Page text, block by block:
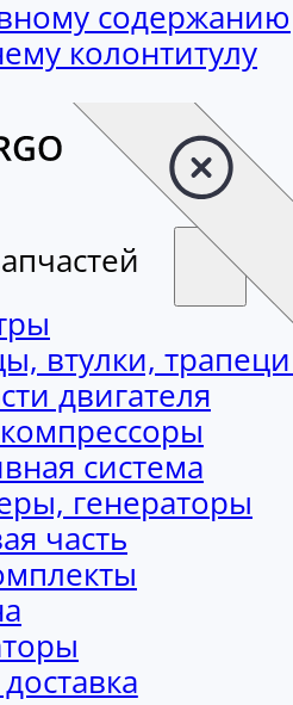
содержанию
колонтитулу
втулки,
двигателя
система
генераторы
часть